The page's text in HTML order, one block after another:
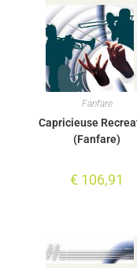
Fanfare
Capricieuse
(Fanfare)
€ 106,91